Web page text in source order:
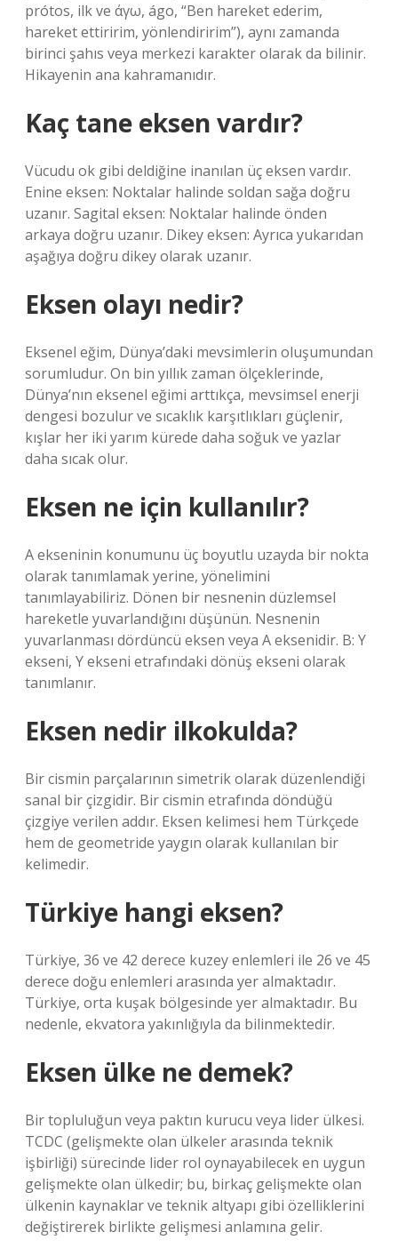
prótos, ilk ve άγω, ágo, “Ben hareket ederim,
hareket ettiririm, yönlendiririm”), aynı zamanda
birinci şahıs veya merkezi karakter olarak da bilinir.
Hikayenin ana kahramanıdır.
Kaç tane eksen vardır?
Vücudu ok gibi deldiğine inanılan üç eksen vardır.
Enine eksen: Noktalar halinde soldan sağa doğru
uzanır. Sagital eksen: Noktalar halinde önden
arkaya doğru uzanır. Dikey eksen: Ayrıca yukarıdan
aşağıya doğru dikey olarak uzanır.
Eksen olayı nedir?
Eksenel eğim, Dünya’daki mevsimlerin oluşumundan
sorumludur. On bin yıllık zaman ölçeklerinde,
Dünya’nın eksenel eğimi arttıkça, mevsimsel enerji
dengesi bozulur ve sıcaklık karşıtlıkları güçlenir,
kışlar her iki yarım kürede daha soğuk ve yazlar
daha sıcak olur.
Eksen ne için kullanılır?
A ekseninin konumunu üç boyutlu uzayda bir nokta
olarak tanımlamak yerine, yönelimini
tanımlayabiliriz. Dönen bir nesnenin düzlemsel
hareketle yuvarlandığını düşünün. Nesnenin
yuvarlanması dördüncü eksen veya A eksenidir. B: Y
ekseni, Y ekseni etrafındaki dönüş ekseni olarak
tanımlanır.
Eksen nedir ilkokulda?
Bir cismin parçalarının simetrik olarak düzenlendiği
sanal bir çizgidir. Bir cismin etrafında döndüğü
çizgiye verilen addır. Eksen kelimesi hem Türkçede
hem de geometride yaygın olarak kullanılan bir
kelimedir.
Türkiye hangi eksen?
Türkiye, 36 ve 42 derece kuzey enlemleri ile 26 ve 45
derece doğu enlemleri arasında yer almaktadır.
Türkiye, orta kuşak bölgesinde yer almaktadır. Bu
nedenle, ekvatora yakınlığıyla da bilinmektedir.
Eksen ülke ne demek?
Bir topluluğun veya paktın kurucu veya lider ülkesi.
TCDC (gelişmekte olan ülkeler arasında teknik
işbirliği) sürecinde lider rol oynayabilecek en uygun
gelişmekte olan ülkedir; bu, birkaç gelişmekte olan
ülkenin kaynaklar ve teknik altyapı gibi özelliklerini
değiştirerek birlikte gelişmesi anlamına gelir.